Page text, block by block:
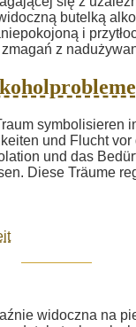
symbolisieren
und Flucht vor
und das
Diese Träume